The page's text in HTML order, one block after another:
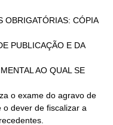
o exame do agravo de